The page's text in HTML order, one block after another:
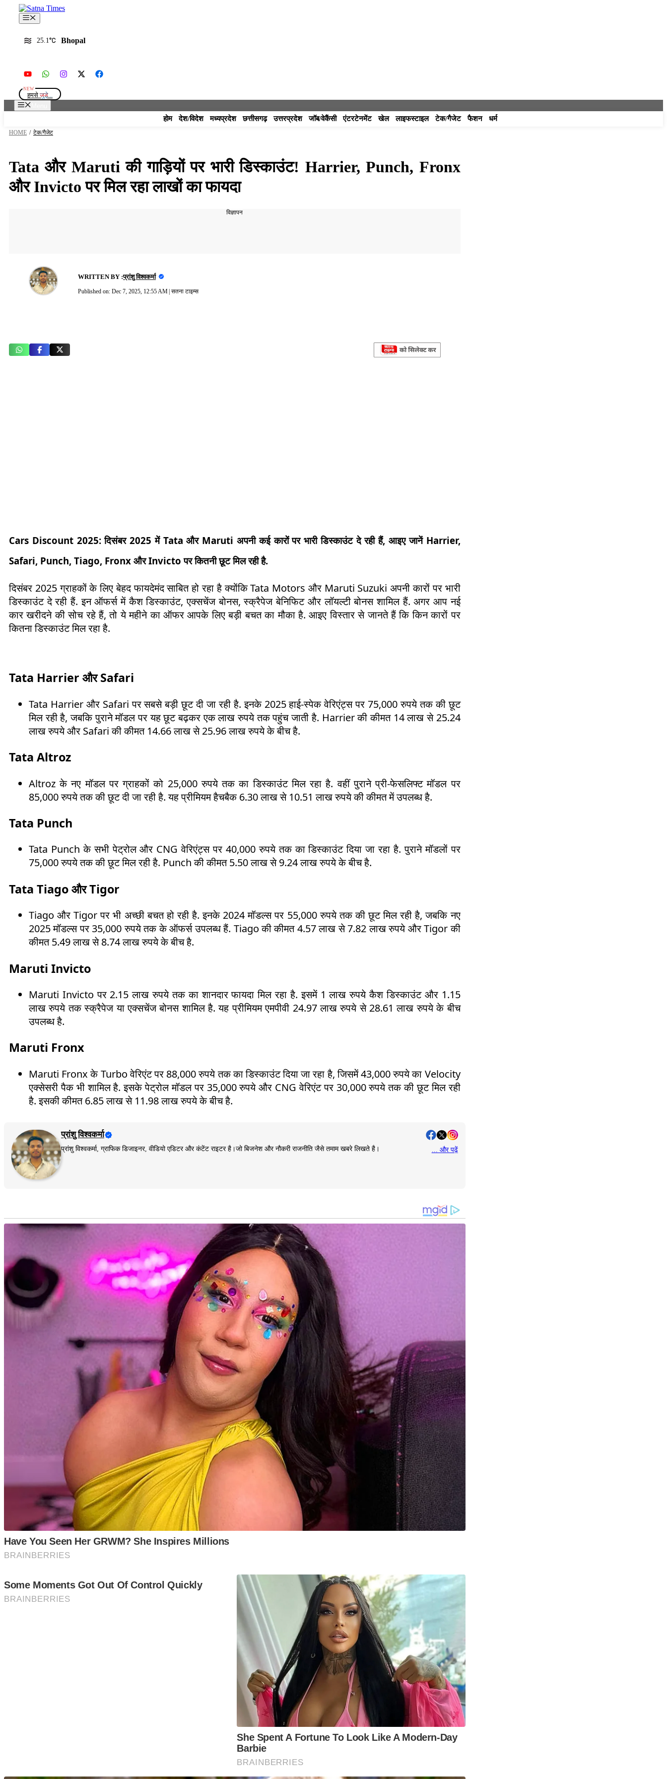
content
Menu
25.1 Bhopal
हमसे जुड़े...
होम देश/विदेश मध्यप्रदेश छत्तीसगढ़ उत्तरप्रदेश जॉब/वेकैंसी एंटरटेनमेंट खेल लाइफस्टाइल टेक/गैजेट फैशन धर्म
HOME / टेक/गैजेट
Tata और Maruti की गाड़ियों पर भारी डिस्काउंट! Harrier, Punch, Fronx
और Invicto पर मिल रहा लाखों का फायदा
विज्ञापन
WRITTEN BY :प्रांशु विश्वकर्मा
Published on: Dec 7, 2025, 12:55 AM| सतना टाइम्स
Cars Discount 2025:दिसंबर 2025 में Tata और Maruti अपनी कई कारों पर भारी डिस्काउंट दे रही हैं, आइए जानें Harrier,
Safari, Punch, Tiago, Fronx और Invicto पर कितनी छूट मिल रही है.
दिसंबर 2025 ग्राहकों के लिए बेहद फायदेमंद साबित हो रहा है क्योंकि Tata Motors और Maruti Suzuki अपनी कारों पर भारी
डिस्काउंट दे रही हैं. इन ऑफर्स में कैश डिस्काउंट, एक्सचेंज बोनस, स्क्रैपेज बेनिफिट और लॉयल्टी बोनस शामिल हैं. अगर आप नई
कार खरीदने की सोच रहे हैं, तो ये महीने का ऑफर आपके लिए बड़ी बचत का मौका है. आइए विस्तार से जानते हैं कि किन कारों पर
कितना डिस्काउंट मिल रहा है.
Tata Harrier और Safari
Tata Harrier और Safari पर सबसे बड़ी छूट दी जा रही है. इनके 2025 हाई-स्पेक वेरिएंट्स पर 75,000 रुपये तक की छूट
मिल रही है, जबकि पुराने मॉडल पर यह छूट बढ़कर एक लाख रुपये तक पहुंच जाती है. Harrier की कीमत 14 लाख से 25.24
लाख रुपये और Safari की कीमत 14.66 लाख से 25.96 लाख रुपये के बीच है.
Tata Altroz
Altroz के नए मॉडल पर ग्राहकों को 25,000 रुपये तक का डिस्काउंट मिल रहा है. वहीं पुराने प्री-फेसलिफ्ट मॉडल पर
85,000 रुपये तक की छूट दी जा रही है. यह प्रीमियम हैचबैक 6.30 लाख से 10.51 लाख रुपये की कीमत में उपलब्ध है.
Tata Punch
Tata Punch के सभी पेट्रोल और CNG वेरिएंट्स पर 40,000 रुपये तक का डिस्काउंट दिया जा रहा है. पुराने मॉडलों पर
75,000 रुपये तक की छूट मिल रही है. Punch की कीमत 5.50 लाख से 9.24 लाख रुपये के बीच है.
Tata Tiago और Tigor
Tiago और Tigor पर भी अच्छी बचत हो रही है. इनके 2024 मॉडल्स पर 55,000 रुपये तक की छूट मिल रही है, जबकि नए
2025 मॉडल्स पर 35,000 रुपये तक के ऑफर्स उपलब्ध हैं. Tiago की कीमत 4.57 लाख से 7.82 लाख रुपये और Tigor की
कीमत 5.49 लाख से 8.74 लाख रुपये के बीच है.
Maruti Invicto
Maruti Invicto पर 2.15 लाख रुपये तक का शानदार फायदा मिल रहा है. इसमें 1 लाख रुपये कैश डिस्काउंट और 1.15
लाख रुपये तक स्क्रैपेज या एक्सचेंज बोनस शामिल है. यह प्रीमियम एमपीवी 24.97 लाख रुपये से 28.61 लाख रुपये के बीच
उपलब्ध है.
Maruti Fronx
Maruti Fronx के Turbo वेरिएंट पर 88,000 रुपये तक का डिस्काउंट दिया जा रहा है, जिसमें 43,000 रुपये का Velocity
एक्सेसरी पैक भी शामिल है. इसके पेट्रोल मॉडल पर 35,000 रुपये और CNG वेरिएंट पर 30,000 रुपये तक की छूट मिल रही
है. इसकी कीमत 6.85 लाख से 11.98 लाख रुपये के बीच है.
प्रांशु विश्वकर्मा
प्रांशु विश्वकर्मा, ग्राफिक डिजाइनर, वीडियो एडिटर और कंटेंट राइटर है।जो बिजनेश और नौकरी राजनीति जैसे तमाम खबरे लिखते है। ... और पढ़ें